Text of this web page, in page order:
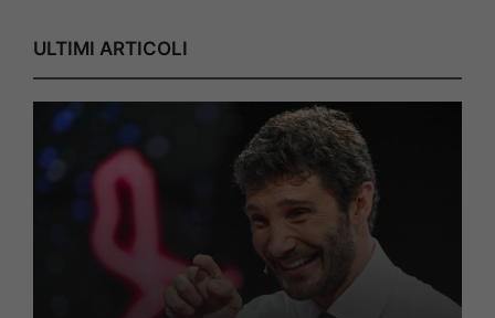
ULTIMI ARTICOLI